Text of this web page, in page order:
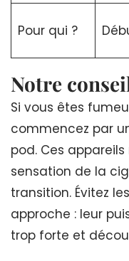
Pour qui ?
Notre
Si vous êtes
commencez par
pod. Ces
sensation de la
transition. Évitez
approche : leur
trop forte et